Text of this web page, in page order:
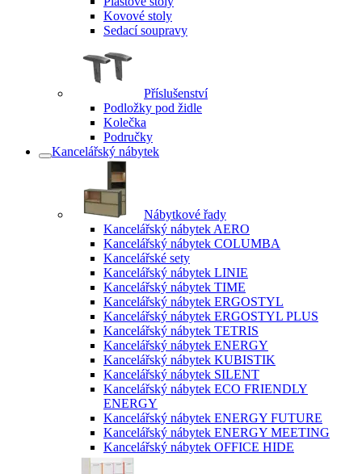
Kovové stoly
Sedací soupravy
Příslušenství
Podložky pod židle
Kolečka
Područky
Kancelářský nábytek
Nábytkové řady
Kancelářský nábytek AERO
Kancelářský nábytek COLUMBA
Kancelářské sety
Kancelářský nábytek LINIE
Kancelářský nábytek TIME
Kancelářský nábytek ERGOSTYL
Kancelářský nábytek ERGOSTYL PLUS
Kancelářský nábytek TETRIS
Kancelářský nábytek ENERGY
Kancelářský nábytek KUBISTIK
Kancelářský nábytek SILENT
Kancelářský nábytek ECO FRIENDLY
ENERGY
Kancelářský nábytek ENERGY FUTURE
Kancelářský nábytek ENERGY MEETING
Kancelářský nábytek OFFICE HIDE